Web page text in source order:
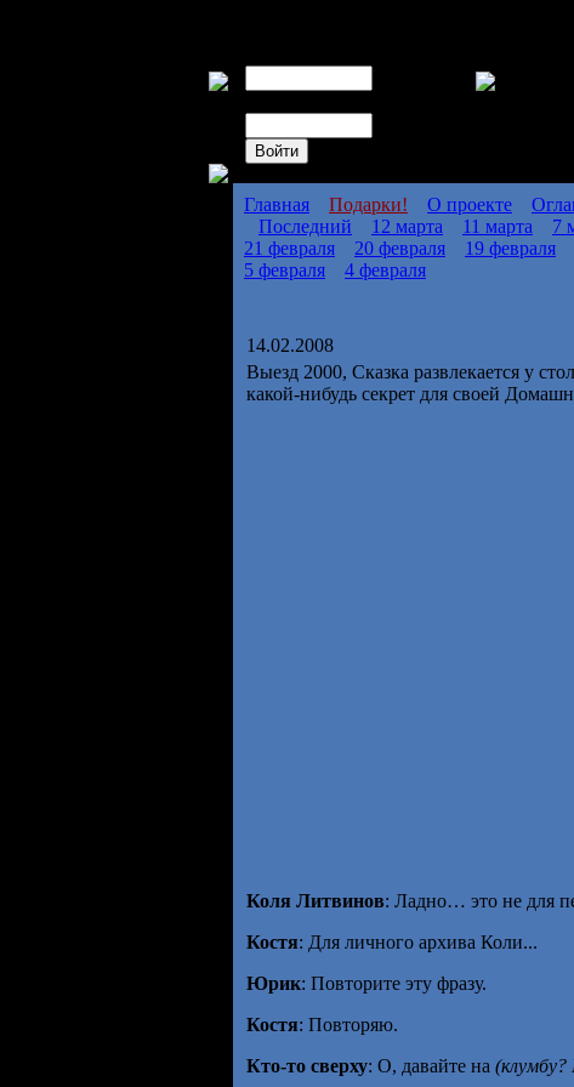
Главная Подарки! О проекте
Последний
12 марта 11 марта 7
21 февраля
20 февраля 19 февраля
5 февраля
4 февраля
14.02.2008
Выезд 2000, Сказка развлекается у
какой-нибудь секрет для своей
Коля Литвинов: Ладно… это не для
Костя: Для личного архива Коли...
Юрик: Повторите эту фразу.
Костя: Повторяю.
Кто-то сверху: О, давайте на